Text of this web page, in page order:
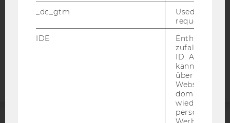
Barrierefreiheitserklärung
_dc_gtm
Used to
request rate.
IDE
Enthält eine
ID. Anhand
kann Google
über
Websites